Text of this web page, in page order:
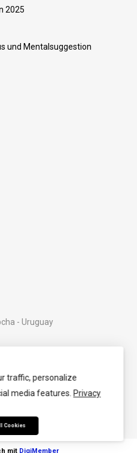
2025
und Mentalsuggestion
- Uruguay
mit DigiMember
traffic, personalize
media features. Privacy
Cookies